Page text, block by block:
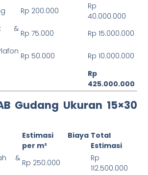
Rp 200.000
Rp
40.000.000
& Rp 75.000
Rp 15.000.000
Rp 50.000 Rp 10.000.000
Rp
425.000.000
Gudang Ukuran 15×30
Estimasi Biaya
per m²
Total
Estimasi
& Rp 250.000
Rp
112.500.000